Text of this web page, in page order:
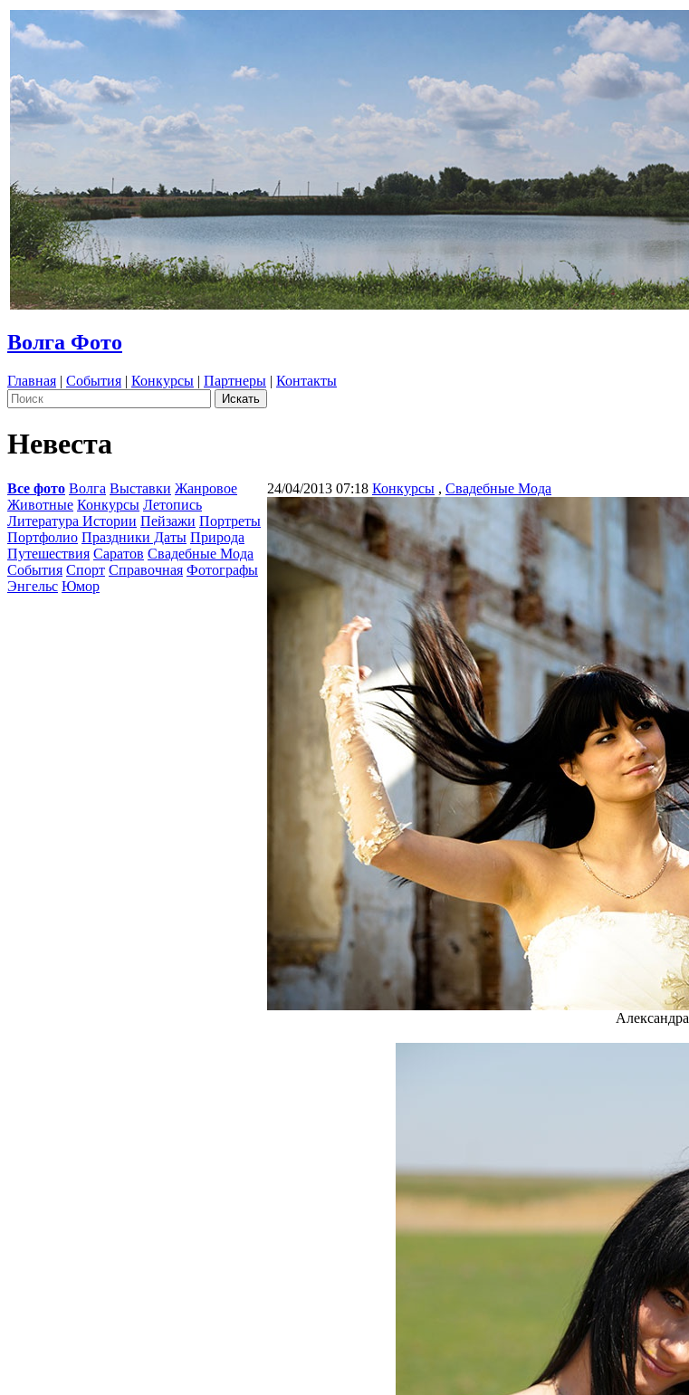
Волга Фото
Главная | События | Конкурсы | Партнеры | Контакты
Невеста
Все фото Волга Выставки Жанровое
Животные Конкурсы Летопись
Литература Истории Пейзажи Портреты
Портфолио Праздники Даты Природа
Путешествия Саратов Свадебные Мода
События Спорт Справочная Фотографы
Энгельс Юмор
24/04/2013 07:18 Конкурсы , Свадебные Мода
Александра